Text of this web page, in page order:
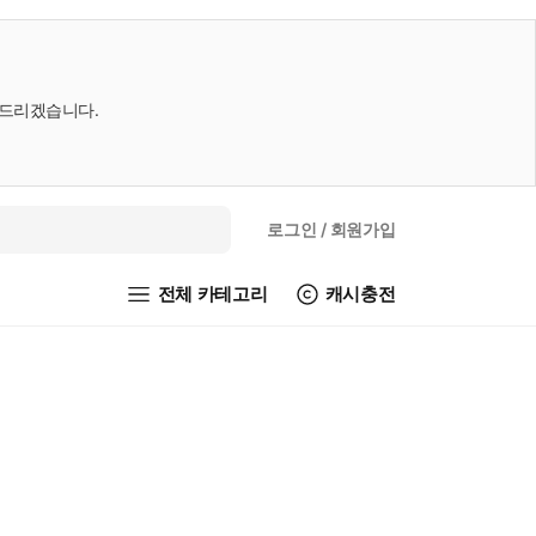
리겠습니다.
로그인 / 회원가입
전체 카테고리 캐시충전